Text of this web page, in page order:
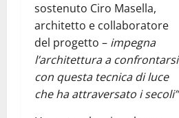
sostenuto Ciro Masella,
architetto e collaboratore
del progetto – impegna
l’architettura a confrontarsi
con questa tecnica di luce
che ha attraversato i secoli”